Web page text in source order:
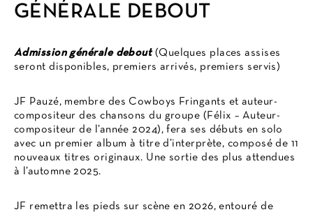
GÉNÉRALE DEBOUT
Admission générale debout(Quelques places assises
seront disponibles, premiers arrivés, premiers servis)
JF Pauzé, membre des Cowboys Fringants et auteur-
compositeur des chansons du groupe (Félix – Auteur-
compositeur de l’année 2024), fera ses débuts en solo
avec un premier album à titre d’interprète, composé de 11
nouveaux titres originaux. Une sortie des plus attendues
à l’automne 2025.
JF remettra les pieds sur scène en 2026, entouré de